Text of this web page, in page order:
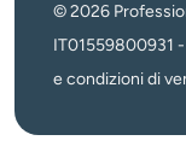
© 2026
IT01559800931 -
e condizioni di